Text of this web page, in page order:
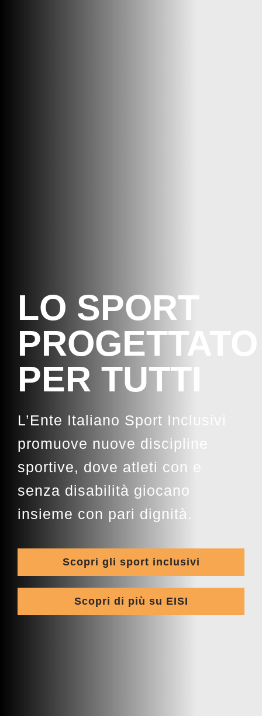
LO SPORT
PROGETTATO
PER TUTTI
L’Ente Italiano Sport Inclusivi
promuove nuove discipline
sportive, dove atleti con e
senza disabilità giocano
insieme con pari dignità.
Scopri gli sport inclusivi
Scopri di più su EISI